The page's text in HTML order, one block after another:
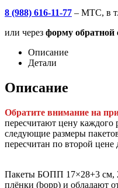
8 (988) 616-11-77 – МТС, в
или через форму обратной
Описание
Детали
Описание
Обратите внимание на
пересчитают цену каждого
следующие размеры
пересчитан по второй цене
Пакеты БОПП 17×28+3 см,
плёнки (bopp) и обладают